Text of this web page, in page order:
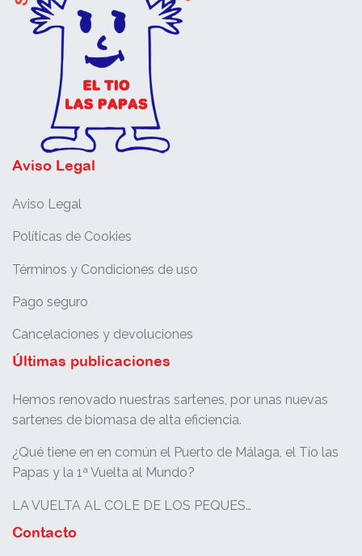
Aviso Legal
Aviso Legal
Políticas de Cookies
Términos y Condiciones de uso
Pago seguro
Cancelaciones y devoluciones
Últimas publicaciones
Hemos renovado nuestras sartenes, por unas nuevas
sartenes de biomasa de alta eficiencia.
¿Qué tiene en en común el Puerto de Málaga, el Tío las
Papas y la 1ª Vuelta al Mundo?
LA VUELTA AL COLE DE LOS PEQUES…
Contacto